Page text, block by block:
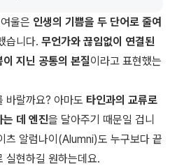
울은 인생의 기쁨을 두 단어로 줄여
습니다. 무언가와 끊임없이 연결된
지닌 공통의 본질이라고 표현했는
바랄까요? 아마도 타인과의 교류로
는 데 엔진을 달아주기 때문일 겁니
츠 알럼나이(Alumni)도 누구보다 끝
실현하길 원하는데요.